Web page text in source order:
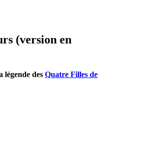
(version en
légende des Quatre Filles de